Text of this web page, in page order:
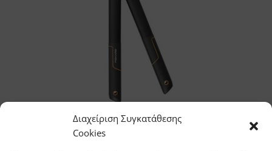
Διαχείριση Συγκατάθεσης
Cookies
Κλαδευτήρι ByPass L28 Single Step S